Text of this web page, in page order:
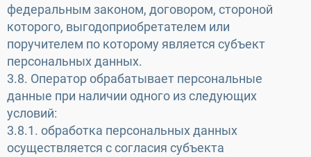
федеральным законом, договором, стороной
которого, выгодоприобретателем или
поручителем по которому является субъект
персональных данных.
3.8. Оператор обрабатывает персональные
данные при наличии одного из следующих
условий:
3.8.1. обработка персональных данных
осуществляется с согласия субъекта